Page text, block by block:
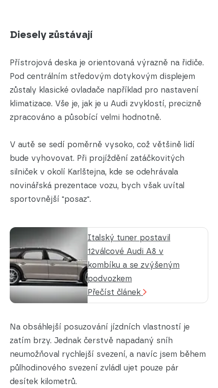
Diesely zůstávají
Přístrojová deska je orientovaná výrazně na řidiče.
Pod centrálním středovým dotykovým displejem
zůstaly klasické ovladače například pro nastavení
klimatizace. Vše je, jak je u Audi zvyklostí, precizně
zpracováno a působící velmi hodnotně.
V autě se sedí poměrně vysoko, což většině lidí
bude vyhovovat. Při projíždění zatáčkovitých
silniček v okolí Karlštejna, kde se odehrávala
novinářská prezentace vozu, bych však uvítal
sportovnější "posaz".
Italský tuner postavil
12válcové Audi A8 v
kombíku a se zvýšeným
podvozkem
Přečíst článek
Na obsáhlejší posuzování jízdních vlastností je
zatím brzy. Jednak čerstvě napadaný sníh
neumožňoval rychlejší svezení, a navíc jsem během
půlhodinového svezení zvládl ujet pouze pár
desítek kilometrů.